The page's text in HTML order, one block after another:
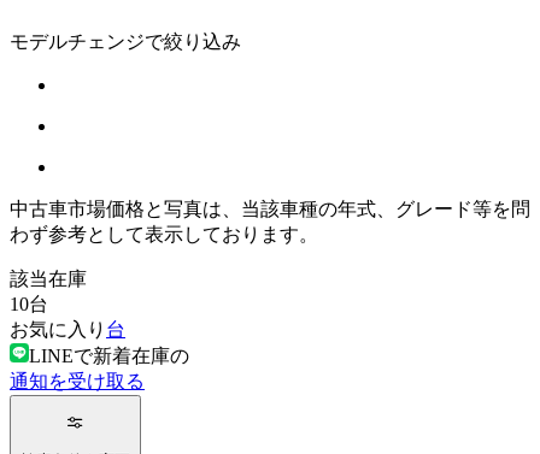
モデルチェンジで絞り込み
中古車市場価格と写真は、当該車種の年式、グレード等を問
わず参考として表示しております。
該当在庫
10台
お気に入り 台
LINEで新着在庫の
通知を受け取る